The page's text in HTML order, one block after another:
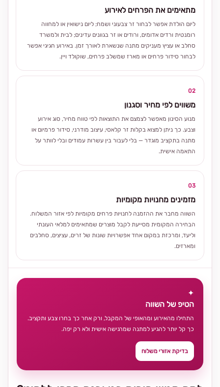
מתאימים את הפרחים לאירוע
ליום הולדת אפשר לבחור זר צבעוני ושמח; ליום נישואין או למחווה
רומנטית ורדים אדומים, ורודים או זר בגוונים עדינים; לבית ולמשרד
סחלב או עציץ מעניקים מתנה שנשארת לאורך זמן. באירוע חגיגי אפשר
לבחור סידור פרחים או מארז שמשלב פרחים, שוקולד ויין.
02
משווים לפי מחיר וסגנון
מנוע הסינון מאפשר לצמצם את התוצאות לפי טווח מחיר, סוג אירוע
וצבע. כך ניתן למצוא בקלות זר קלאסי, עיצוב מודרני, סידור פרמיום או
מתנה בתקציב מוגדר — בלי לעבור בין עשרות עמודים ובלי לוותר על
התאמה אישית.
03
מזמינים מחנויות מקומיות
השווה מחבר את ההזמנה לחנויות פרחים מקומיות לפי אזור המשלוח.
הבחירה המקומית מסייעת לקבל מוצרים שמתאימים למלאי העונתי
וליעד, ומרכזת במקום אחד אפשרויות שונות של זרים, עציצים, סחלבים
ומארזים.
✦
הטיפ של השווה
התחילו מהאירוע ומהאופי של המקבל, ורק אחר כך בחרו צבע ותקציב.
כך קל יותר להגיע למתנה שמרגישה אישית ולא רק יפה.
בדיקת אזורי משלוח